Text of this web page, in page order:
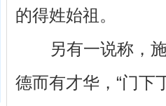
的得姓始祖。
另有一说称，施
德而有才华，“门下